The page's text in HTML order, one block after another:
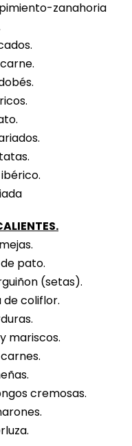
zanahoria
pato.
(setas).
coliflor.
mariscos.
cremosas.